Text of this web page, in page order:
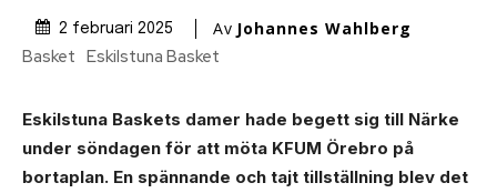
2 februari 2025 Av Johannes Wahlberg
Basket Eskilstuna Basket
Eskilstuna Baskets damer hade begett sig till Närke
under söndagen för att möta KFUM Örebro på
bortaplan. En spännande och tajt tillställning blev det